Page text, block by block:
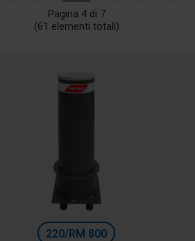
Pagina 4 di 7
(61 elementi totali)
220/RM 800